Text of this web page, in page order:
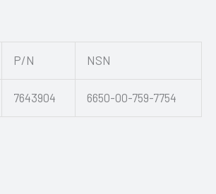
P/N NSN
7643904 6650-00-759-7754